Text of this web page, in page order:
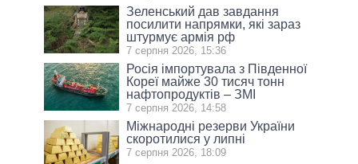
Зеленський дав завдання
посилити напрямки, які зараз
штурмує армія рф
7 серпня 2026, 15:36
Росія імпортувала з Південної
Кореї майже 30 тисяч тонн
нафтопродуктів – ЗМІ
7 серпня 2026, 14:58
Міжнародні резерви України
скоротилися у липні
7 серпня 2026, 18:09